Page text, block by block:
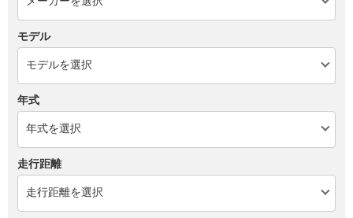
モデル
年式
走行距離